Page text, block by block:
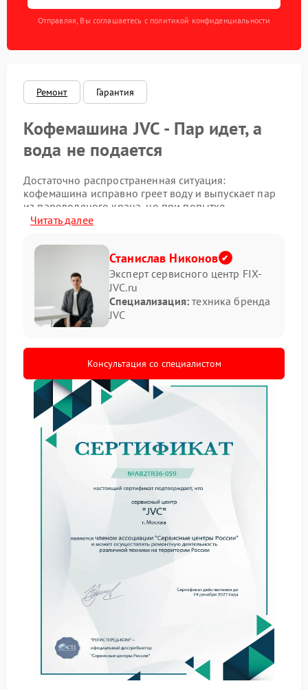
Отправляя, Вы соглашаетесь с политикой конфиденциальности
Ремонт Гарантия
Кофемашина JVC - Пар идет, а
вода не подается
Достаточно распространенная ситуация:
кофемашина исправно греет воду и выпускает пар
из пароводяного крана, но при попытке
приготовить эспрессо напиток не течет. Это говорит
проблема кроется в гидравлической системе
подачи воды под давлением. Владельцы техники
JVC нередко сталкиваются с такой неполадкой, и
причин у нее может быть несколько.
Почему пар есть, а кофе нет
Если пар образуется, значит, термоблок или бойлер
функционируют. Вода же не доходит до
заварочного узла из-за механических препятствий
или неисправности насоса. Рассмотрим основные
факторы:
Засорение трехходового клапана, который
переключает потоки между режимами варки и
Износ или поломка помпы высокого давления,
которая не может создать нужные 15-19 бар для
Закупорка варочной группы или фильтра-
сеточки перемолотым кофе из-за слишком
мелкого помола.
разобрать насос без навыков рискованно.
Качественный ремонт JVC начинается с точной
диагностики, чтобы не тратить время и средства на
Диагностика гидравлики и
электроники
Читать далее
Станислав Никонов
Эксперт сервисного центр FIX-
JVC.ru
Специализация: техника бренда
JVC
Консультация со специалистом